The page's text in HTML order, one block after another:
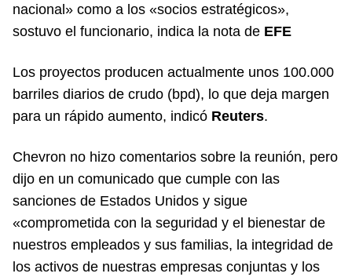
nacional» como a los «socios estratégicos»,
sostuvo el funcionario, indica la nota de EFE
Los proyectos producen actualmente unos 100.000
barriles diarios de crudo (bpd), lo que deja margen
para un rápido aumento, indicó Reuters.
Chevron no hizo comentarios sobre la reunión, pero
dijo en un comunicado que cumple con las
sanciones de Estados Unidos y sigue
«comprometida con la seguridad y el bienestar de
nuestros empleados y sus familias, la integridad de
los activos de nuestras empresas conjuntas y los